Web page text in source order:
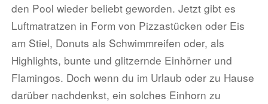
den Pool wieder beliebt geworden. Jetzt gibt es
Luftmatratzen in Form von Pizzastücken oder Eis
am Stiel, Donuts als Schwimmreifen oder, als
Highlights, bunte und glitzernde Einhörner und
Flamingos. Doch wenn du im Urlaub oder zu Hause
darüber nachdenkst, ein solches Einhorn zu